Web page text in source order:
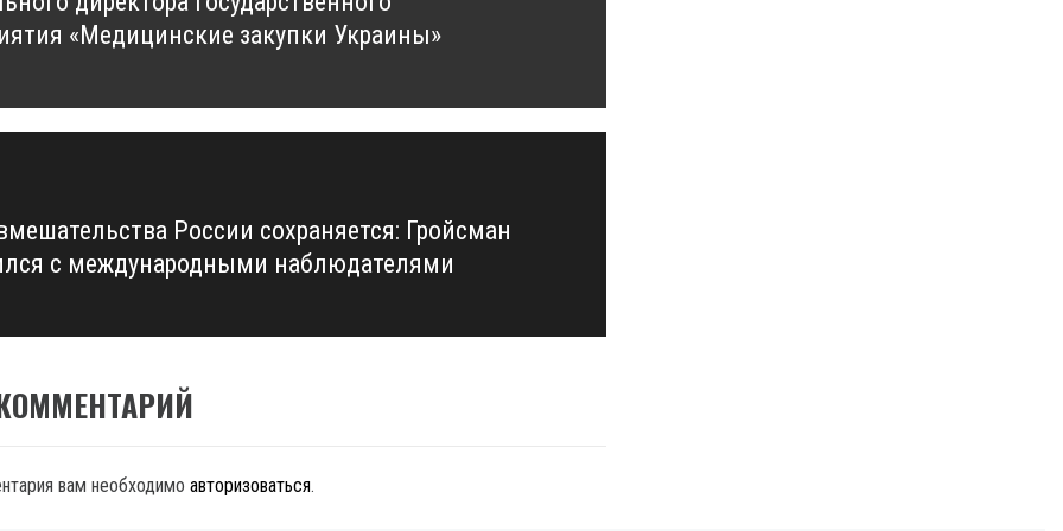
«Медицинские закупки Украины»
России сохраняется: Гройсман
с международными наблюдателями
вам необходимо авторизоваться.